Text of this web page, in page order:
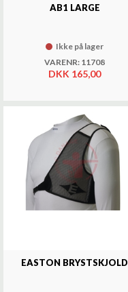
AB1 LARGE
Ikke på lager
VARENR: 11708
DKK 165,00
EASTON BRYSTSKJOLD